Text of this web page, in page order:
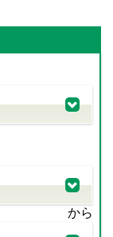
から